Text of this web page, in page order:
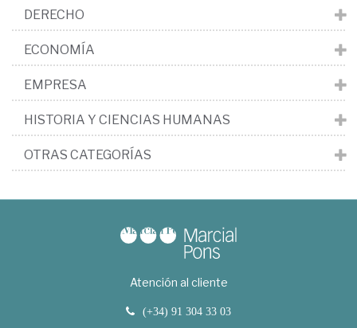
DERECHO
ECONOMÍA
EMPRESA
HISTORIA Y CIENCIAS HUMANAS
OTRAS CATEGORÍAS
Atención al cliente
(+34) 91 304 33 03